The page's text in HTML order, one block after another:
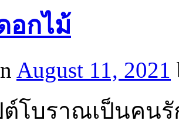
อกไม้
August 11, 2021
โบราณเป็นคนรั